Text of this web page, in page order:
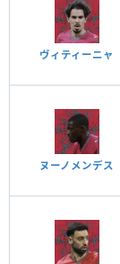
ヴィティーニャ
ヌーノメンデス